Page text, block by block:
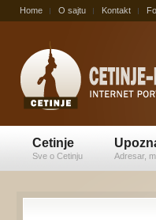
Home O sajtu Kontakt
Cetinje
Sve o Cetinju Adresar,